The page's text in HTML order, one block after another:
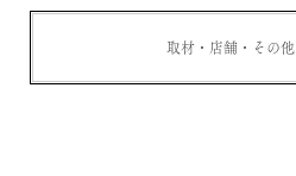
取材・店舗・その